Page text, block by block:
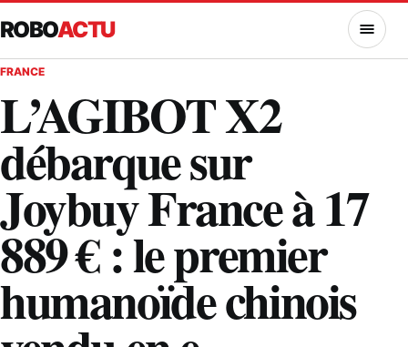
ROBOACTU MENU
FRANCE
L’AGIBOT X2
débarque sur
Joybuy France à 17
889 € : le premier
humanoïde chinois